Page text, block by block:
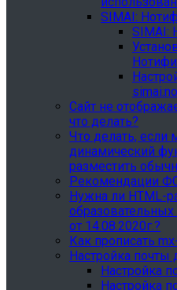
SIMAI:
SIMAI:
Сайт не
что делать?
Что делать, если
динамический
разместить
Рекомендации
Нужна ли HTML-
образовательных
от 14.08.2020г.?
Как прописать
Настройка почты
Настройка
Настройка